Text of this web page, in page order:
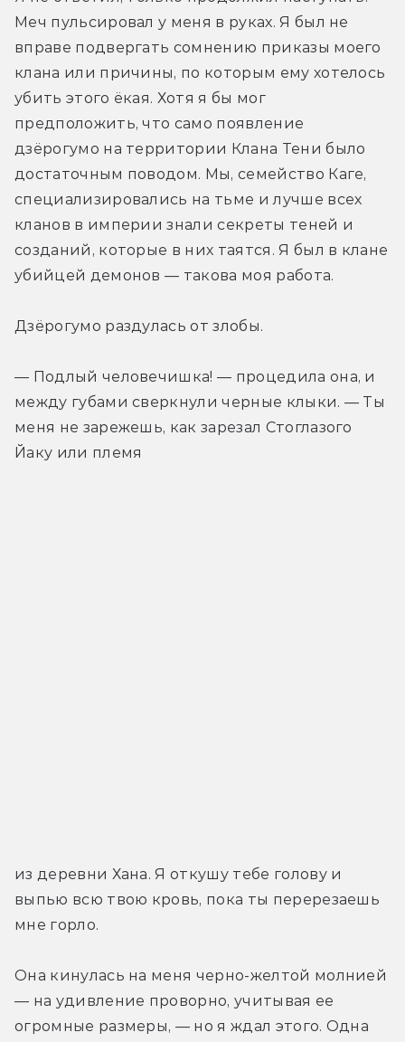
Меч пульсировал у меня в руках. Я был не
вправе подвергать сомнению приказы моего
клана или причины, по которым ему хотелось
убить этого ёкая. Хотя я бы мог
предположить, что само появление
дзёрогумо на территории Клана Тени было
достаточным поводом. Мы, семейство Каге,
специализировались на тьме и лучше всех
кланов в империи знали секреты теней и
созданий, которые в них таятся. Я был в клане
убийцей демонов — такова моя работа.
Дзёрогумо раздулась от злобы.
— Подлый человечишка! — процедила она, и
между губами сверкнули черные клыки. — Ты
меня не зарежешь, как зарезал Стоглазого
Йаку или племя
из деревни Хана. Я откушу тебе голову и
выпью всю твою кровь, пока ты перерезаешь
мне горло.
Она кинулась на меня черно­-желтой молнией
— на удивление проворно, учитывая ее
огромные размеры, — но я ждал этого. Одна